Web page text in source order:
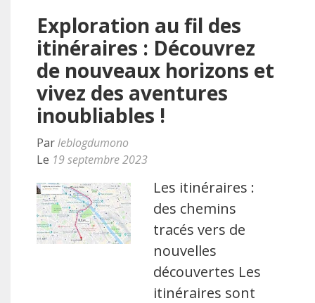
Exploration au fil des
itinéraires : Découvrez
de nouveaux horizons et
vivez des aventures
inoubliables !
Parleblogdumono
Le 19 septembre 2023
Les itinéraires :
des chemins
tracés vers de
nouvelles
découvertes Les
itinéraires sont